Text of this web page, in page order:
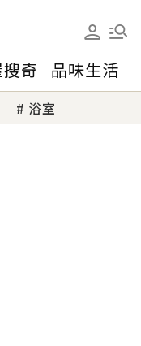
奇 品味生活
浴室